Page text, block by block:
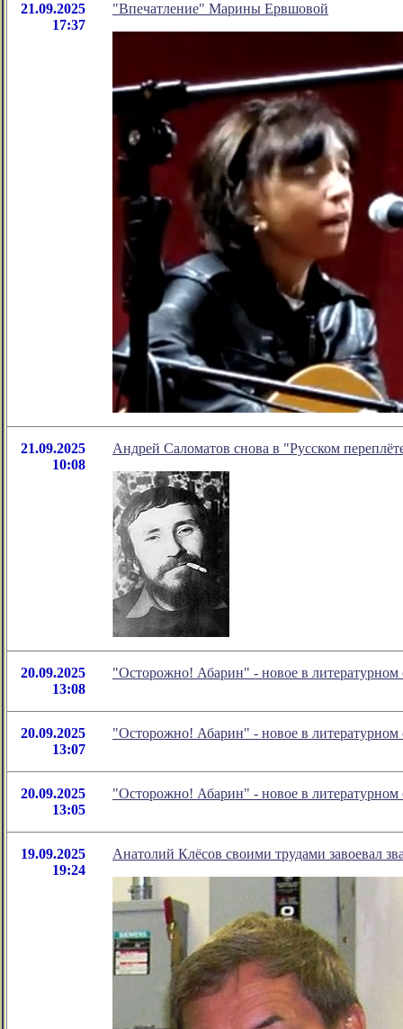
21.09.2025
17:37
"Впечатление" Марины Ервшовой
21.09.2025
10:08
Андрей Саломатов снова в "Русском
20.09.2025
13:08
"Осторожно! Абарин" - новое в
20.09.2025
13:07
"Осторожно! Абарин" - новое в
20.09.2025
13:05
"Осторожно! Абарин" - новое в
19.09.2025
19:24
Анатолий Клёсов своими трудами завоевал